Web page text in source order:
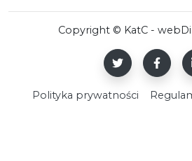
Copyright © KatC -
Polityka prywatności